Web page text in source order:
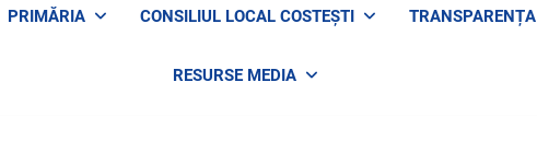
PRIMĂRIA CONSILIUL LOCAL COSTEȘTI TRANSPARENȚA
RESURSE MEDIA